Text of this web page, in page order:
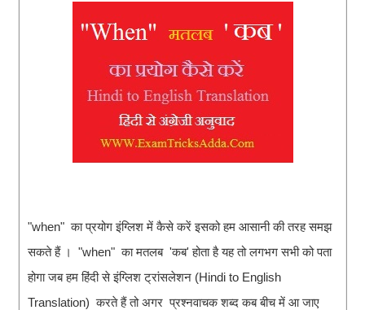
"when" का प्रयोग इंग्लिश में कैसे करें इसको हम आसानी की तरह समझ
सकते हैं । "when" का मतलब 'कब' होता है यह तो लगभग सभी को पता
होगा जब हम हिंदी से इंग्लिश ट्रांसलेशन (Hindi to English
Translation) करते हैं तो अगर प्रश्नवाचक शब्द कब बीच में आ जाए